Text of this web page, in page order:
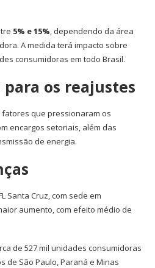
5% e 15%, dependendo da área
A medida terá impacto sobre
consumidoras em todo Brasil.
os reajustes
que pressionaram os
encargos setoriais, além das
de energia.
Santa Cruz, com sede em
aumento, com efeito médio de
de 527 mil unidades consumidoras
de São Paulo, Paraná e Minas